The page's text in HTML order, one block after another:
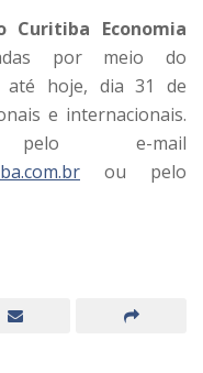
Curitiba Economia
por meio do
hoje, dia 31 de
e internacionais.
pelo e-mail
ou pelo